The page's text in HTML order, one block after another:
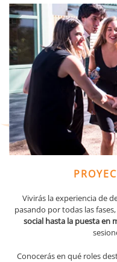
Vivirás la experiencia de
pasando por todas las fases,
social hasta la puesta en
Conocerás en qué roles